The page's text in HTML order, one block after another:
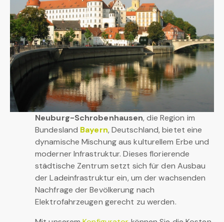
Neuburg-Schrobenhausen, die Region im
Bundesland Bayern, Deutschland, bietet eine
dynamische Mischung aus kulturellem Erbe und
moderner Infrastruktur. Dieses florierende
städtische Zentrum setzt sich für den Ausbau
der Ladeinfrastruktur ein, um der wachsenden
Nachfrage der Bevölkerung nach
Elektrofahrzeugen gerecht zu werden.